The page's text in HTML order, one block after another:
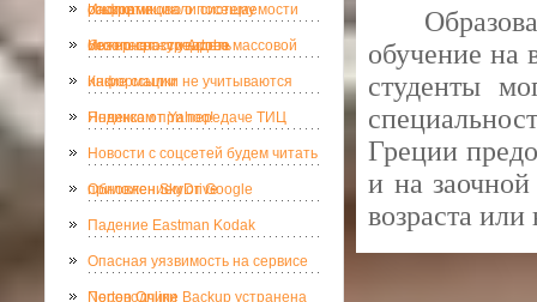
ссылками.
раскритиковали систему
безопасности Adobe
Информацию о посещаемости
можно сразу увидеть
Интернет - средство массовой
информации
Какие ссылки не учитываются
Яндексом при передаче ТИЦ
Новинка от Yahoo!
Новости с соцсетей будем читать
приложением от Google
Обновлен SkyDrive
Падение Eastman Kodak
Опасная уязвимость на сервисе
Norton Online Backup устранена
Переводчики
обучение на
студенты
Греции
и на
возраста